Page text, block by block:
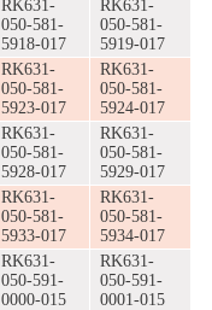
RK631-
050-581-
5918-017
RK631-
050-581-
5919-017
RK631-
050-581-
5923-017
RK631-
050-581-
5924-017
RK631-
050-581-
5928-017
RK631-
050-581-
5929-017
RK631-
050-581-
5933-017
RK631-
050-581-
5934-017
RK631-
050-591-
0000-015
RK631-
050-591-
0001-015